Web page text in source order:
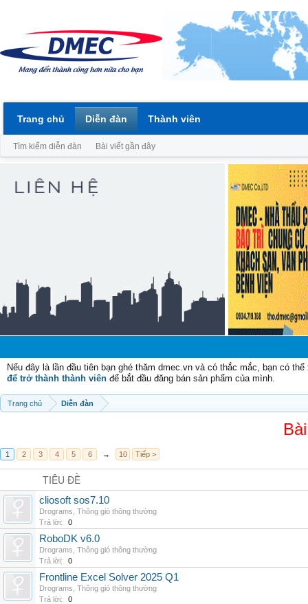
Nếu đây là lần đầu tiên bạn ghé thăm dmec.vn và có thắc mắc, bạn có
để trở thành thành viên để bắt đầu đăng bán sản phẩm của mình.
Trang chủ Diễn đàn
1 2 3 4 5 6 → 10 Tiếp >
TIÊU ĐỀ
cliosoft sos7.10
Drograms Thông gió thông thường
Trả lời:
0
RoboDK v6.0
Drograms Thông gió thông thường
Trả lời:
0
Frontline Excel Solver 2025 Q1
Drograms Thông gió thông thường
Trả lời:
0
Trang chủ Diễn đàn
Tìm kiếm diễn đàn Bài viết gần đây
Thành viên